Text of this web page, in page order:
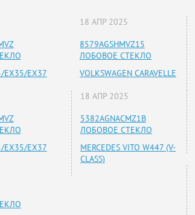
EX35/EX37
EX35/EX37
18 АПР 2025
8579AGSHMVZ15
ЛОБОВОЕ СТЕКЛО
VOLKSWAGEN CARAVELLE
18 АПР 2025
5382AGNACMZ1B
ЛОБОВОЕ СТЕКЛО
MERCEDES VITO W447 (V-
CLASS)